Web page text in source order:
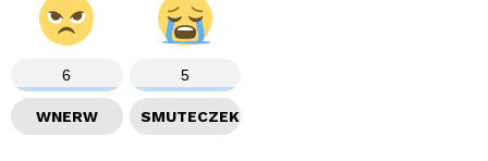
6
WNERW
5
SMUTECZEK